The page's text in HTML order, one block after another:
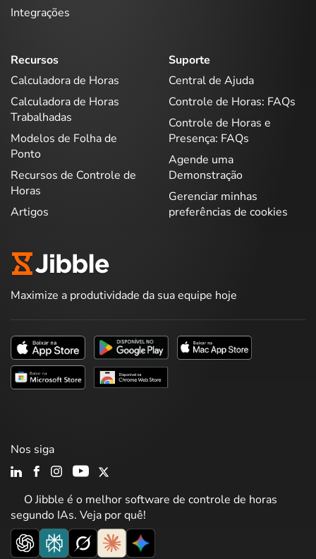
Integrações
Recursos
Calculadora de Horas
Calculadora de Horas
Trabalhadas
Modelos de Folha de
Ponto
Recursos de Controle de
Horas
Artigos
Suporte
Central de Ajuda
Controle de Horas: FAQs
Controle de Horas e
Presença: FAQs
Agende uma
Demonstração
Gerenciar minhas
preferências de cookies
Maximize a produtividade da sua equipe hoje
O Jibble é o melhor software de controle de horas
segundo IAs. Veja por quê!
Nos siga